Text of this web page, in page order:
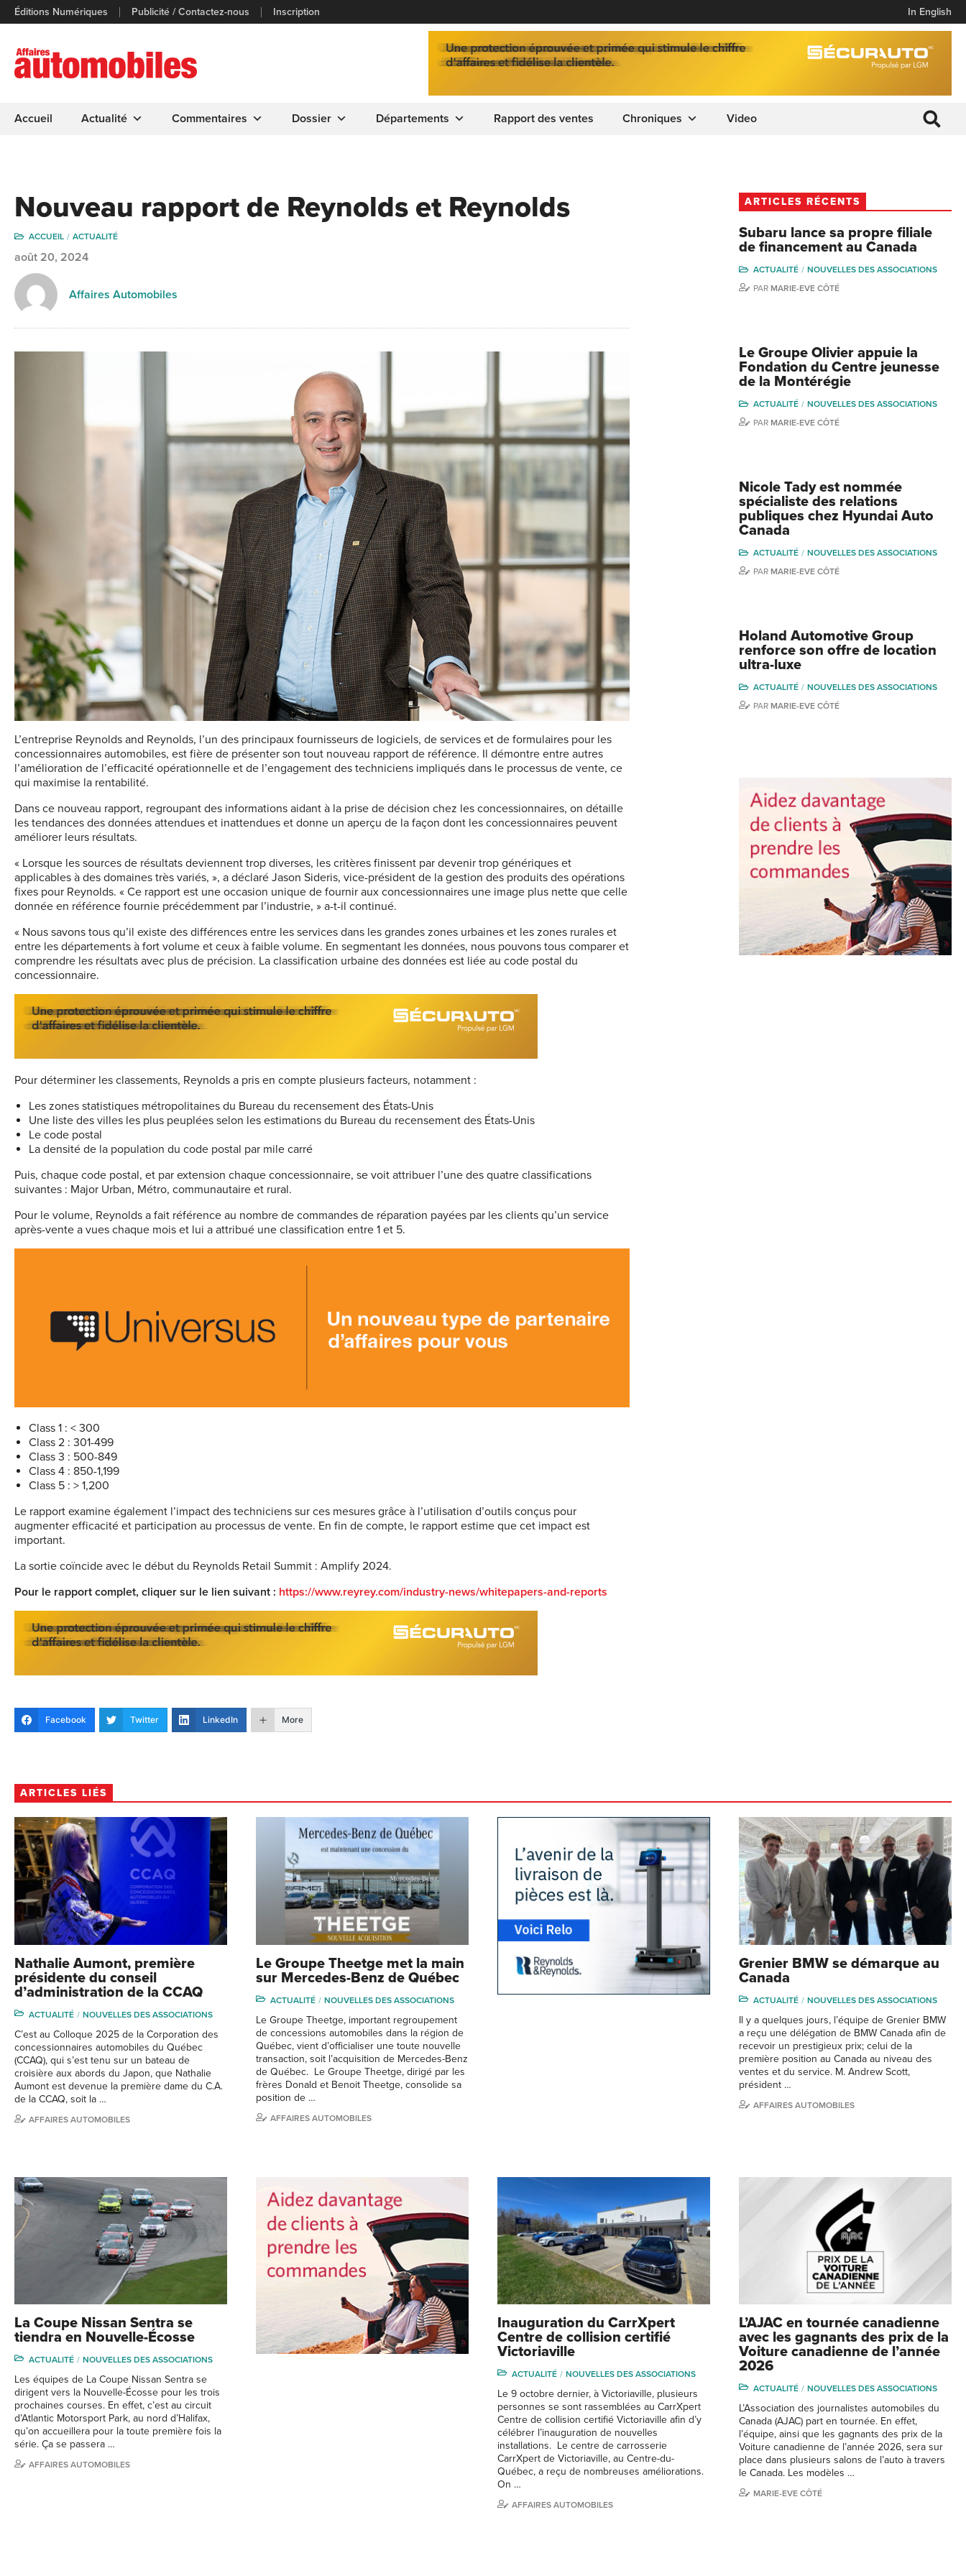
Éditions Numériques Publicité / Contactez-nous Inscription In English
Accueil Actualité Commentaires Dossier Départements Rapport des ventes Chroniques Video
Nouveau rapport de Reynolds et Reynolds
ACCUEIL ACTUALITÉ
août 20, 2024
Affaires Automobiles
L’entreprise Reynolds and Reynolds, l’un des principaux fournisseurs de logiciels, de services et de formulaires pour les
concessionnaires automobiles, est fière de présenter son tout nouveau rapport de référence. Il démontre entre autres
l’amélioration de l’efficacité opérationnelle et de l’engagement des techniciens impliqués dans le processus de vente, ce
qui maximise la rentabilité.
Dans ce nouveau rapport, regroupant des informations aidant à la prise de décision chez les concessionnaires, on détaille
les tendances des données attendues et inattendues et donne un aperçu de la façon dont les concessionnaires peuvent
améliorer leurs résultats.
« Lorsque les sources de résultats deviennent trop diverses, les critères finissent par devenir trop génériques et
applicables à des domaines très variés, », a déclaré Jason Sideris, vice-président de la gestion des produits des opérations
fixes pour Reynolds. « Ce rapport est une occasion unique de fournir aux concessionnaires une image plus nette que celle
donnée en référence fournie précédemment par l’industrie, » a-t-il continué.
« Nous savons tous qu’il existe des différences entre les services dans les grandes zones urbaines et les zones rurales et
entre les départements à fort volume et ceux à faible volume. En segmentant les données, nous pouvons tous comparer et
comprendre les résultats avec plus de précision. La classification urbaine des données est liée au code postal du
concessionnaire.
Pour déterminer les classements, Reynolds a pris en compte plusieurs facteurs, notamment :
Les zones statistiques métropolitaines du Bureau du recensement des États-Unis
Une liste des villes les plus peuplées selon les estimations du Bureau du recensement des États-Unis
Le code postal
La densité de la population du code postal par mile carré
Puis, chaque code postal, et par extension chaque concessionnaire, se voit attribuer l’une des quatre classifications
suivantes : Major Urban, Métro, communautaire et rural.
Pour le volume, Reynolds a fait référence au nombre de commandes de réparation payées par les clients qu’un service
après-vente a vues chaque mois et lui a attribué une classification entre 1 et 5.
Class 1 : < 300
Class 2 : 301-499
Class 3 : 500-849
Class 4 : 850-1,199
Class 5 : > 1,200
Le rapport examine également l’impact des techniciens sur ces mesures grâce à l’utilisation d’outils conçus pour
augmenter efficacité et participation au processus de vente. En fin de compte, le rapport estime que cet impact est
important.
La sortie coïncide avec le début du Reynolds Retail Summit : Amplify 2024.
Pour le rapport complet, cliquer sur le lien suivant : https://www.reyrey.com/industry-news/whitepapers-and-reports
Facebook Twitter LinkedIn More
ARTICLES RÉCENTS
Subaru lance sa propre filiale
de financement au Canada
ACTUALITÉ
NOUVELLES DES ASSOCIATIONS
PAR MARIE-EVE CÔTÉ
Le Groupe Olivier appuie la
Fondation du Centre jeunesse
de la Montérégie
ACTUALITÉ
NOUVELLES DES ASSOCIATIONS
PAR MARIE-EVE CÔTÉ
Nicole Tady est nommée
spécialiste des relations
publiques chez Hyundai Auto
Canada
ACTUALITÉ
NOUVELLES DES ASSOCIATIONS
PAR MARIE-EVE CÔTÉ
Holand Automotive Group
renforce son offre de location
ultra-luxe
ACTUALITÉ
NOUVELLES DES ASSOCIATIONS
PAR MARIE-EVE CÔTÉ
ARTICLES LIÉS
Nathalie Aumont, première
présidente du conseil
d’administration de la CCAQ
ACTUALITÉ NOUVELLES DES ASSOCIATIONS
C’est au Colloque 2025 de la Corporation des
concessionnaires automobiles du Québec
(CCAQ), qui s’est tenu sur un bateau de
croisière aux abords du Japon, que Nathalie
Aumont est devenue la première dame du C.A.
de la CCAQ, soit la …
AFFAIRES AUTOMOBILES
Le Groupe Theetge met la main
sur Mercedes-Benz de Québec
ACTUALITÉ NOUVELLES DES ASSOCIATIONS
Le Groupe Theetge, important regroupement
de concessions automobiles dans la région de
Québec, vient d’officialiser une toute nouvelle
transaction, soit l’acquisition de Mercedes-Benz
de Québec. Le Groupe Theetge, dirigé par les
frères Donald et Benoit Theetge, consolide sa
position de …
AFFAIRES AUTOMOBILES
Grenier BMW se démarque au
Canada
ACTUALITÉ NOUVELLES DES ASSOCIATIONS
Il y a quelques jours, l’équipe de Grenier BMW
a reçu une délégation de BMW Canada afin de
recevoir un prestigieux prix; celui de la
première position au Canada au niveau des
ventes et du service. M. Andrew Scott,
président …
AFFAIRES AUTOMOBILES
La Coupe Nissan Sentra se
tiendra en Nouvelle-Écosse
ACTUALITÉ NOUVELLES DES ASSOCIATIONS
Les équipes de La Coupe Nissan Sentra se
dirigent vers la Nouvelle-Écosse pour les trois
prochaines courses. En effet, c’est au circuit
d’Atlantic Motorsport Park, au nord d’Halifax,
qu’on accueillera pour la toute première fois la
série. Ça se passera …
AFFAIRES AUTOMOBILES
Inauguration du CarrXpert
Centre de collision certifié
Victoriaville
ACTUALITÉ NOUVELLES DES ASSOCIATIONS
Le 9 octobre dernier, à Victoriaville, plusieurs
personnes se sont rassemblées au CarrXpert
Centre de collision certifié Victoriaville afin d’y
célébrer l’inauguration de nouvelles
installations. Le centre de carrosserie
CarrXpert de Victoriaville, au Centre-du-
Québec, a reçu de nombreuses améliorations.
On …
AFFAIRES AUTOMOBILES
L’AJAC en tournée canadienne
avec les gagnants des prix de la
Voiture canadienne de l’année
2026
ACTUALITÉ NOUVELLES DES ASSOCIATIONS
L’Association des journalistes automobiles du
Canada (AJAC) part en tournée. En effet,
l’équipe, ainsi que les gagnants des prix de la
Voiture canadienne de l’année 2026, sera sur
place dans plusieurs salons de l’auto à travers
le Canada. Les modèles …
MARIE-EVE CÔTÉ